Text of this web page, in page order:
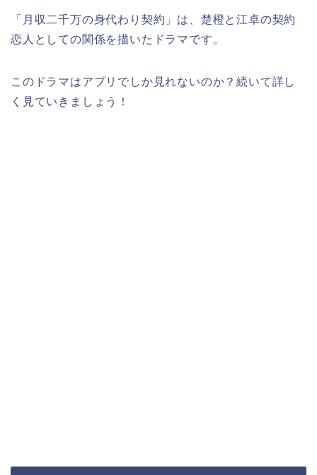
「月収二千万の身代わり契約」は、楚橙と江卓の契約
恋人としての関係を描いたドラマです。
このドラマはアプリでしか見れないのか？続いて詳し
く見ていきましょう！